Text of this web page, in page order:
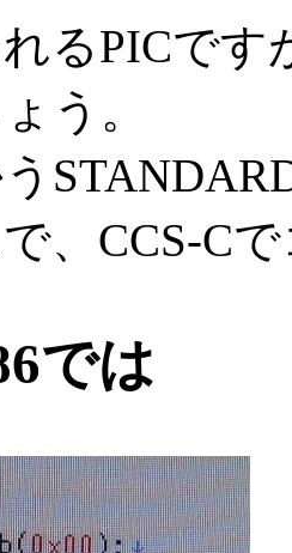
るPICで
う。
、CCS-C
では